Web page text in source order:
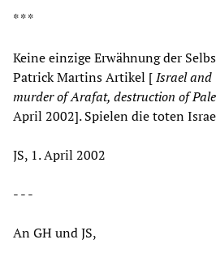
* * *
Keine einzige Erwähnung der
Patrick Martins Artikel [Israel and
murder of Arafat, destruction of
April 2002]. Spielen die toten
JS, 1. April 2002
- - -
An GH und JS,